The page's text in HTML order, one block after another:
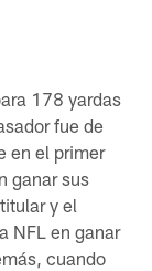
178 yardas
fue de
en el primer
ganar sus
y el
NFL en ganar
cuando